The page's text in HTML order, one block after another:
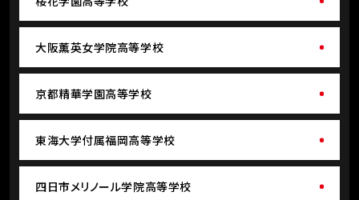
大阪薫英女学院高等学校
京都精華学園高等学校
東海大学付属福岡高等学校
四日市メリノール学院高等学校